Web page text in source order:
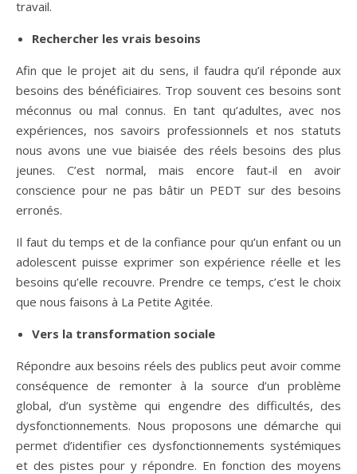
travail.
Rechercher les vrais besoins
Afin que le projet ait du sens, il faudra qu’il réponde aux
besoins des bénéficiaires. Trop souvent ces besoins sont
méconnus ou mal connus. En tant qu’adultes, avec nos
expériences, nos savoirs professionnels et nos statuts
nous avons une vue biaisée des réels besoins des plus
jeunes. C’est normal, mais encore faut-il en avoir
conscience pour ne pas bâtir un PEDT sur des besoins
erronés.
Il faut du temps et de la confiance pour qu’un enfant ou un
adolescent puisse exprimer son expérience réelle et les
besoins qu’elle recouvre. Prendre ce temps, c’est le choix
que nous faisons à La Petite Agitée.
Vers la transformation sociale
Répondre aux besoins réels des publics peut avoir comme
conséquence de remonter à la source d’un problème
global, d’un système qui engendre des difficultés, des
dysfonctionnements. Nous proposons une démarche qui
permet d’identifier ces dysfonctionnements systémiques
et des pistes pour y répondre. En fonction des moyens